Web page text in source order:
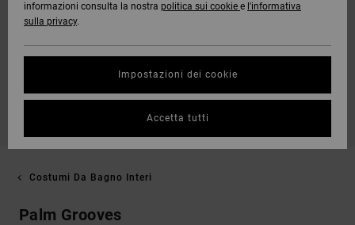
Costumi Da Bagno Interi
Palm Grooves
informazioni consulta la nostra politica sui cookie e l'informativa
sulla privacy.
Impostazioni dei cookie
Accetta tutti